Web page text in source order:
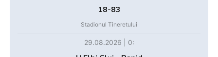
18-83
Stadionul Tineretului
29.08.2026 | 0: